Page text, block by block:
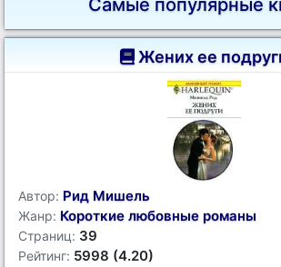
Самые популярные
Жених ее
Автор: Рид Мишель
Жанр: Короткие любовные романы
Страниц: 39
Рейтинг: 5998 (4.20)